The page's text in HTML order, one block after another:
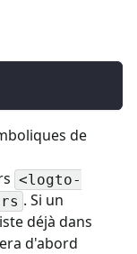
de
<logto-
. Si un
déjà dans
d'abord